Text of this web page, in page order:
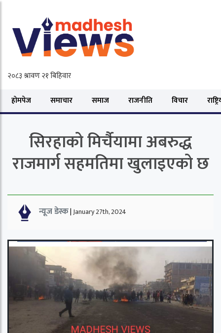
होमपेज समाचार समाज राजनीति विचार
सिरहाको मिर्चैयामा अबरुद्ध
राजमार्ग सहमतिमा खुलाइएको छ
न्यूज डेस्क|January 27th, 2024